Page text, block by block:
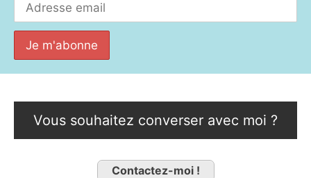
Vous souhaitez converser avec moi ?
Contactez-moi !